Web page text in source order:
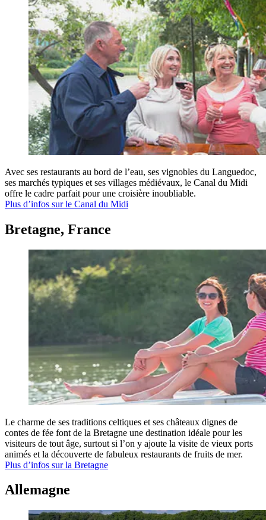
Avec ses restaurants au bord de l’eau, ses vignobles du Languedoc,
ses marchés typiques et ses villages médiévaux, le Canal du Midi
offre le cadre parfait pour une croisière inoubliable.
Plus d’infos sur le Canal du Midi
Bretagne, France
Le charme de ses traditions celtiques et ses châteaux dignes de
contes de fée font de la Bretagne une destination idéale pour les
visiteurs de tout âge, surtout si l’on y ajoute la visite de vieux ports
animés et la découverte de fabuleux restaurants de fruits de mer.
Plus d’infos sur la Bretagne
Allemagne